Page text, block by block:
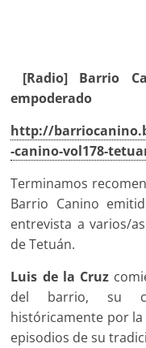
[Radio] Barrio
empoderado
http://
-canino-vol178-
Terminamos
Barrio Canino
entrevista a varios/
de Tetuán.
Luis de la Cruz
del barrio, su
históricamente por
episodios de su